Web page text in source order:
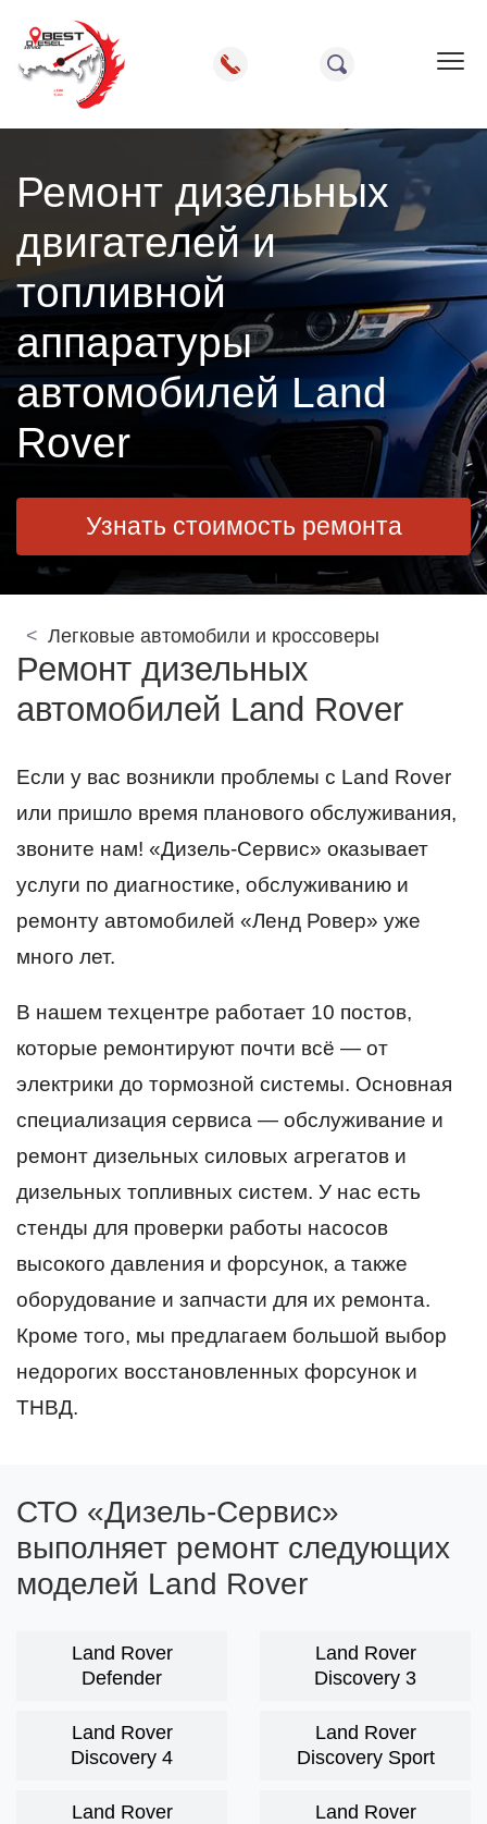
Ремонт дизельных
двигателей и
топливной
аппаратуры
автомобилей Land
Rover
Узнать стоимость ремонта
Легковые автомобили и кроссоверы
Ремонт дизельных
автомобилей Land Rover
Если у вас возникли проблемы с Land Rover
или пришло время планового обслуживания,
звоните нам! «Дизель-Сервис» оказывает
услуги по диагностике, обслуживанию и
ремонту автомобилей «Ленд Ровер» уже
много лет.
В нашем техцентре работает 10 постов,
которые ремонтируют почти всё — от
электрики до тормозной системы. Основная
специализация сервиса — обслуживание и
ремонт дизельных силовых агрегатов и
дизельных топливных систем. У нас есть
стенды для проверки работы насосов
высокого давления и форсунок, а также
оборудование и запчасти для их ремонта.
Кроме того, мы предлагаем большой выбор
недорогих восстановленных форсунок и
ТНВД.
СТО «Дизель-Сервис»
выполняет ремонт следующих
моделей Land Rover
Land Rover
Defender
Land Rover
Discovery 3
Land Rover
Discovery 4
Land Rover
Discovery Sport
Land Rover
Land Rover